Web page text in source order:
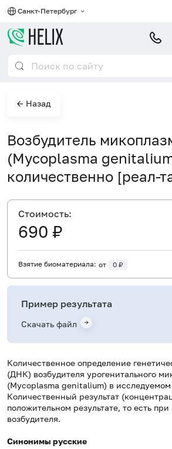
Санкт-Петербург
← Назад
Возбудитель
(Mycoplasma
количественно [реал-
Количественное определение
(ДНК) возбудителя урогенитального
(Mycoplasma genitalium) в
Количественный результат
положительном результате, то есть
возбудителя.
Синонимы русские
Cтоимость:
690 ₽
Взятие биоматериала: от 0 ₽
Пример результата
Скачать файл